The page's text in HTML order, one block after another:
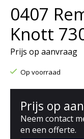
0407
Knott
Prijs op aanvraag
Op voorraad
Prijs op
Neem contact
en een offerte.